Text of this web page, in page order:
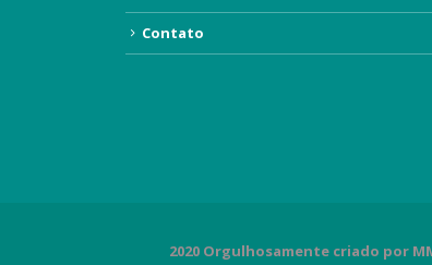
Contato
2020 Orgulhosamente criado por